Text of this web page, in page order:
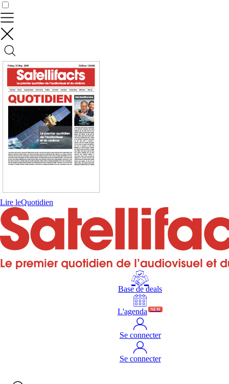
Lire leQuotidien
Base de deals
L'agenda NEW
Se connecter
Se connecter
Contrôler vos données